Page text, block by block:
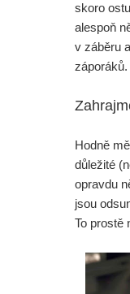
skoro
alespoň
v záběru
záporáků.
Hodně
důležité
opravdu
jsou
To prostě